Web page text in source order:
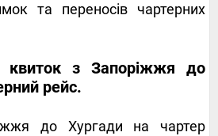
та переносів чартерних
квиток з Запоріжжя до
рейс.
до Хургади на чартер